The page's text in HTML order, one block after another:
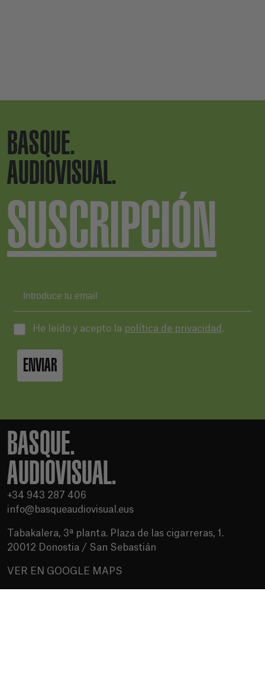
BASQUE.
AUDIOVISUAL.
SUSCRIPCIÓN
He leído y acepto la política de privacidad .
ENVIAR
BASQUE.
AUDIOVISUAL.
+34 943 287 406
info@basqueaudiovisual.eus
Tabakalera, 3ª planta. Plaza de las cigarreras, 1.
20012 Donostia / San Sebastián
VER EN GOOGLE MAPS